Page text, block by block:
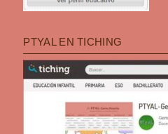
PTYAL EN TICHING